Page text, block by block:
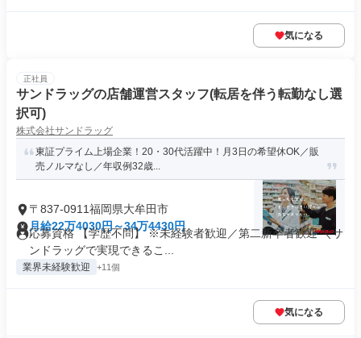
気になる
正社員
サンドラッグの店舗運営スタッフ(転居を伴う転勤なし選
択可)
株式会社サンドラッグ
東証プライム上場企業！20・30代活躍中！月3日の希望休OK／販
売ノルマなし／年収例32歳...
〒837-0911福岡県大牟田市
月給22万4030円～34万4430円
応募資格 【学歴不問】 ※未経験者歓迎／第二新卒者歓迎 ＼サ
ンドラッグで実現できるこ...
業界未経験歓迎 +11個
気になる